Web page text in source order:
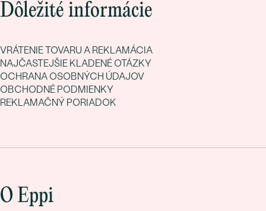
Dôležité informácie
VRÁTENIE TOVARU A REKLAMÁCIA
NAJČASTEJŠIE KLADENÉ OTÁZKY
OCHRANA OSOBNÝCH ÚDAJOV
OBCHODNÉ PODMIENKY
REKLAMAČNÝ PORIADOK
O Eppi